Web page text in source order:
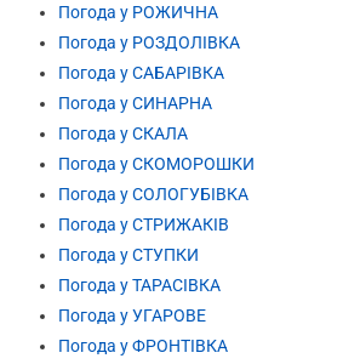
Погода у РОЖИЧНА
Погода у РОЗДОЛІВКА
Погода у САБАРІВКА
Погода у СИНАРНА
Погода у СКАЛА
Погода у СКОМОРОШКИ
Погода у СОЛОГУБІВКА
Погода у СТРИЖАКІВ
Погода у СТУПКИ
Погода у ТАРАСІВКА
Погода у УГАРОВЕ
Погода у ФРОНТІВКА